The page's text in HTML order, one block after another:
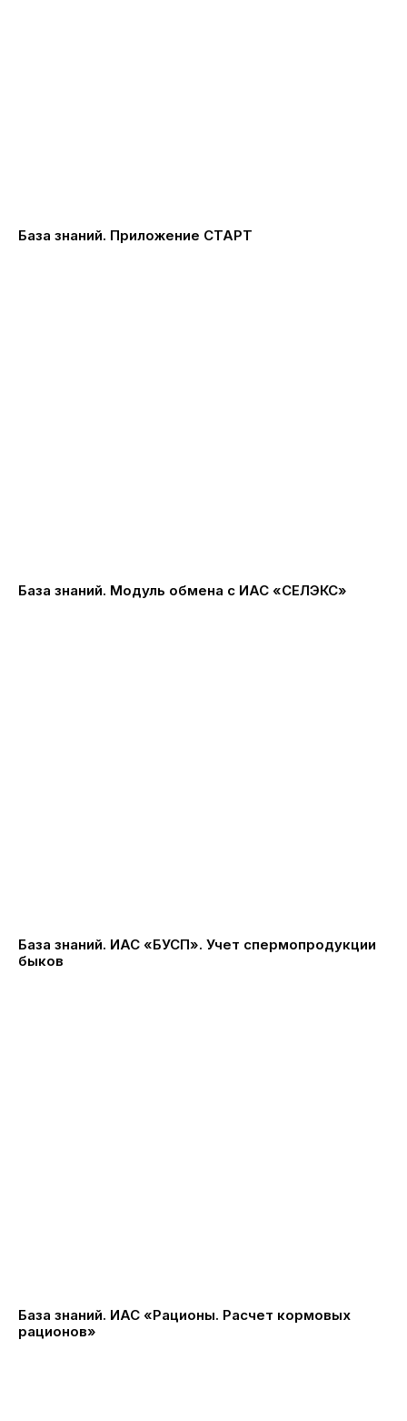
База знаний. Приложение СТАРТ
База знаний. Модуль обмена с ИАС «СЕЛЭКС»
База знаний. ИАС «БУСП». Учет спермопродукции
быков
База знаний. ИАС «Рационы. Расчет кормовых
рационов»